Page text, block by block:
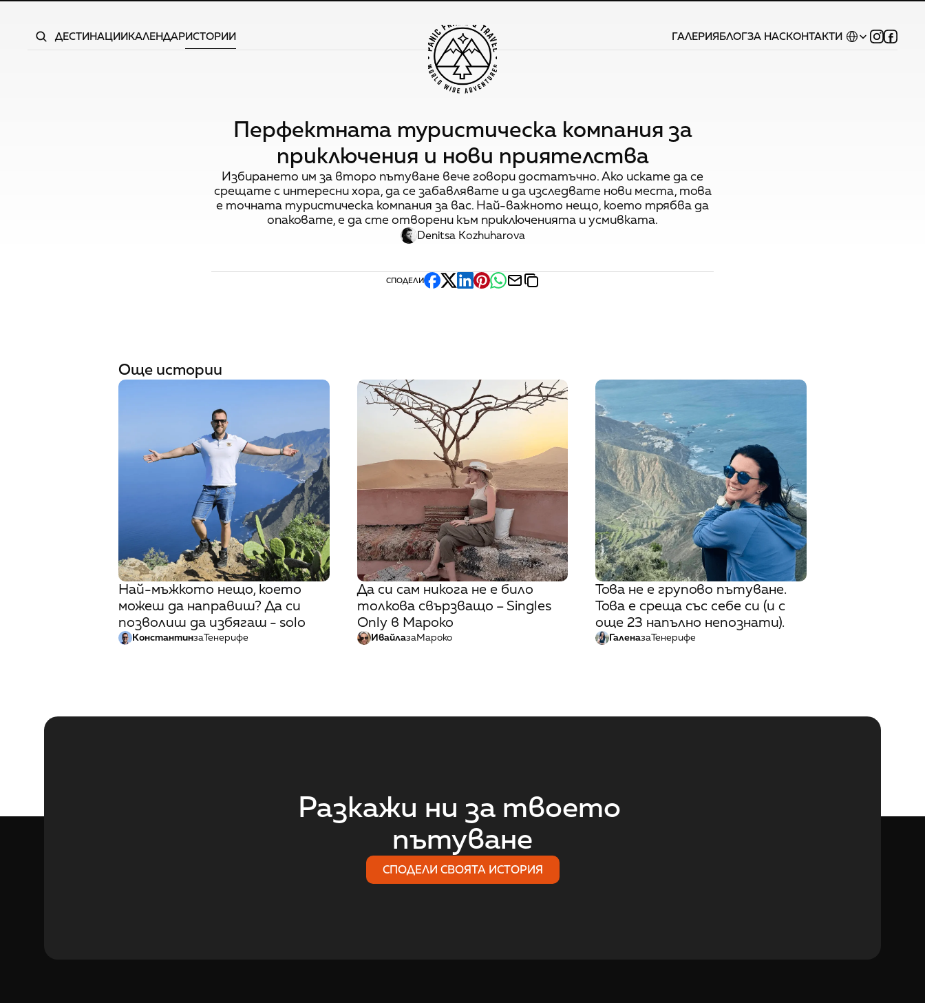
Перфектната туристическа компания за
приключения и нови приятелства
Избирането им за второ пътуване вече говори достатъчно. Ако искате да се
срещате с интересни хора, да се забавлявате и да изследвате нови места, това
е точната туристическа компания за вас. Най-важното нещо, което трябва да
опаковате, е да сте отворени към приключенията и усмивката.
Denitsa Kozhuharova
СПОДЕЛИ
Още истории
Най-мъжкото нещо, което
можеш да направиш? Да си
позволиш да избягаш - solo
КонстантинзаТенерифе
Да си сам никога не е било
толкова свързващо – Singles
Only в Мароко
ИвайлазаМароко
Това не е групово пътуване.
Това е среща със себе си (и с
още 23 напълно непознати).
ГаленазаТенерифе
Разкажи ни за твоето
пътуване
СПОДЕЛИ СВОЯТА ИСТОРИЯ
ДЕСТИНАЦИИКАЛЕНДАРИСТОРИИ ГАЛЕРИЯБЛОГЗА НАСКОНТАКТИ
Select Language